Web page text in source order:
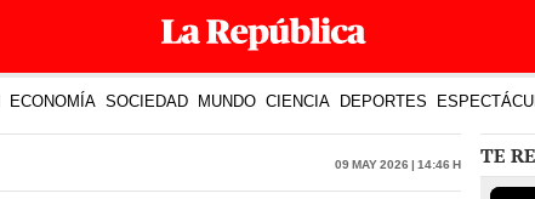
ECONOMÍA SOCIEDAD MUNDO CIENCIA DEPORTES
09 May 2026 | 14:46 h TE